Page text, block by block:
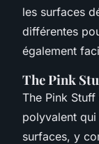
les surfaces
différentes
également
The Pink
The Pink
polyvalent
surfaces, y